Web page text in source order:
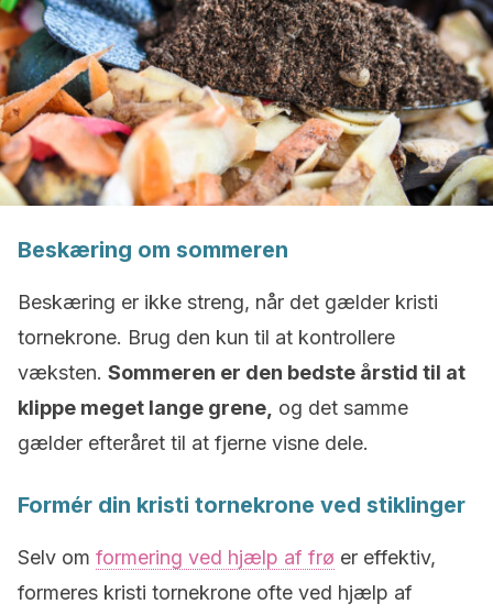
Beskæring om sommeren
Beskæring er ikke streng, når det gælder kristi
tornekrone. Brug den kun til at kontrollere
væksten. Sommeren er den bedste årstid til at
klippe meget lange grene, og det samme
gælder efteråret til at fjerne visne dele.
Formér din kristi tornekrone ved stiklinger
Selv om formering ved hjælp af frø er effektiv,
formeres kristi tornekrone ofte ved hjælp af